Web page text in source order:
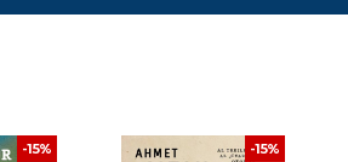
-15% -15%